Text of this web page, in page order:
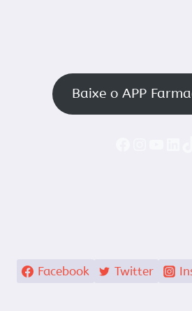
Baixe o APP
Facebook Twitter